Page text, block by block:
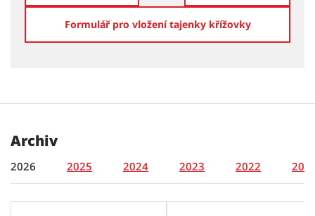
Formulář pro vložení tajenky křížovky
Archiv
2026 2025 2024 2023 2022